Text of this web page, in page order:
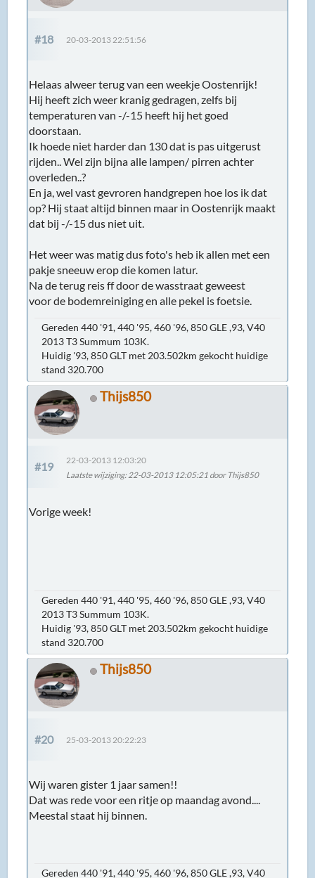
#18 20-03-2013 22:51:56
Helaas alweer terug van een weekje Oostenrijk!
Hij heeft zich weer kranig gedragen, zelfs bij
temperaturen van -/-15 heeft hij het goed
doorstaan.
Ik hoede niet harder dan 130 dat is pas uitgerust
rijden.. Wel zijn bijna alle lampen/ pirren achter
overleden..?
En ja, wel vast gevroren handgrepen hoe los ik dat
op? Hij staat altijd binnen maar in Oostenrijk maakt
dat bij -/-15 dus niet uit.
Het weer was matig dus foto's heb ik allen met een
pakje sneeuw erop die komen latur.
Na de terug reis ff door de wasstraat geweest
voor de bodemreiniging en alle pekel is foetsie.
Gereden 440 '91, 440 '95, 460 '96, 850 GLE ,93, V40
2013 T3 Summum 103K.
Huidig '93, 850 GLT met 203.502km gekocht huidige
stand 320.700
Thijs850
#19
22-03-2013 12:03:20
Laatste wijziging: 22-03-2013 12:05:21 door Thijs850
Vorige week!
Gereden 440 '91, 440 '95, 460 '96, 850 GLE ,93, V40
2013 T3 Summum 103K.
Huidig '93, 850 GLT met 203.502km gekocht huidige
stand 320.700
Thijs850
#20 25-03-2013 20:22:23
Wij waren gister 1 jaar samen!!
Dat was rede voor een ritje op maandag avond....
Meestal staat hij binnen.
Gereden 440 '91, 440 '95, 460 '96, 850 GLE ,93, V40